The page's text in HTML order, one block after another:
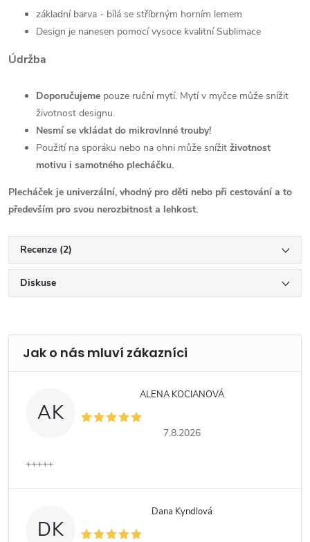
základní barva - bílá se stříbrným horním lemem
Design je nanesen pomocí vysoce kvalitní Sublimace
Údržba
Doporučujeme pouze ruční mytí. Mytí v myčce může snížit
životnost designu.
Nesmí se vkládat do mikrovlnné trouby!
Použití na sporáku nebo na ohni může snížit životnost
motivu i samotného plecháčku.
Plecháček je univerzální, vhodný pro děti nebo při cestování a to
především pro svou nerozbitnost a lehkost.
Recenze (2)
Diskuse
AK
ALENA KOCIANOVÁ
7.8.2026
+++++
DK
Dana Kyndlová